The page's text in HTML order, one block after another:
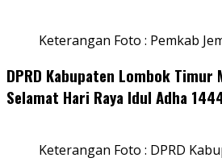
Keterangan Foto : Pemkab
DPRD Kabupaten Lombok Timur
Selamat Hari Raya Idul Adha
Keterangan Foto : DPRD